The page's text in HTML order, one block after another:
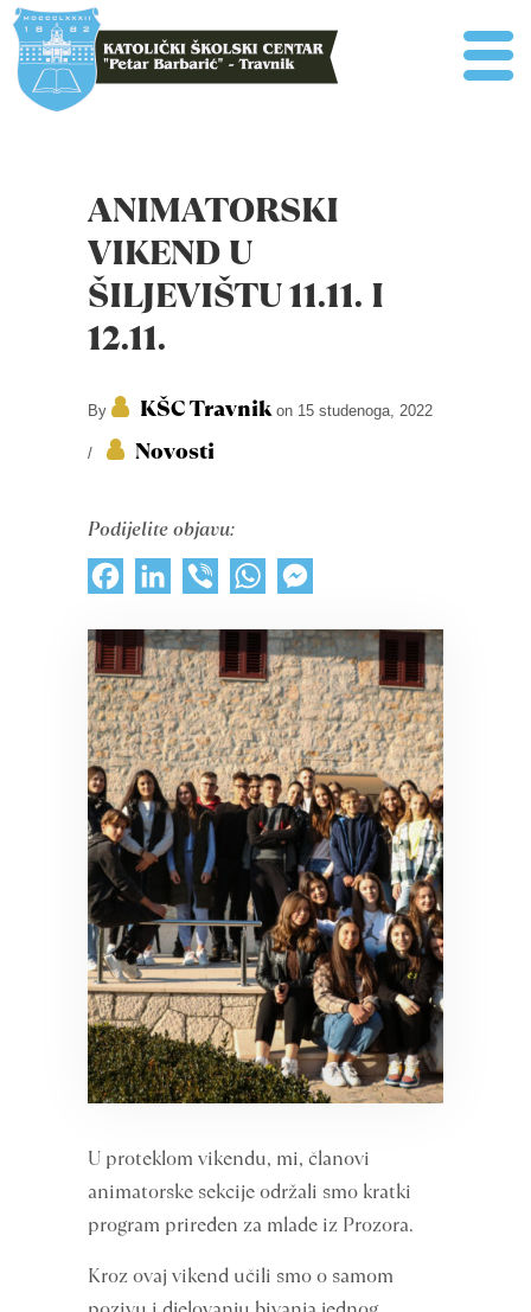
ANIMATORSKI
VIKEND U
ŠILJEVIŠTU 11.11. I
12.11.
By KŠC Travnikon 15 studenoga, 2022
/ Novosti
Podijelite objavu:
FacebookLinkedInViber WhatsApp
U proteklom vikendu, mi, članovi
animatorske sekcije održali smo kratki
program priređen za mlade iz Prozora.
Kroz ovaj vikend učili smo o samom